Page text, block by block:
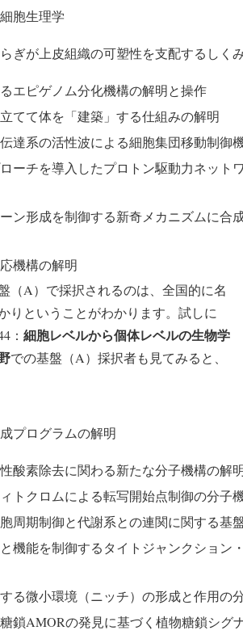
胞生理学
ぎが上皮組織の可塑性を支配するしく
エピゲノム分化機構の解明と操作
てて体を「建築」する仕組みの解明
達系の活性波による細胞集団移動制御
ーチを導入したプロトン駆動力ネット
ン形成を制御する新奇メカニズムに合
機構の解明
（A）で採択されるのは、全国的に名
りということがわかります。試しに
： 細胞レベルから個体レベルの生物学
での基盤（A）採択者も見てみると、
プログラムの解明
酸素除去に関わる新たな分子機構の解
トクロムによる転写開始点制御の分子
周期制御と代謝系との連関に関する基
機能を制御するタイトジャンクション
る微小環境（ニッチ）の形成と作用の
鎖AMORの発見に基づく植物糖鎖シグ